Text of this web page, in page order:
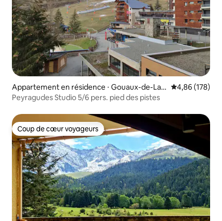
Appartement en résidence ⋅ Gouaux-de-Lar
boust
Évaluation
4,86 (178)
Peyragudes Studio 5/6 pers. pied des pistes
Coup de cœur voyageurs
Coup de cœur voyageurs